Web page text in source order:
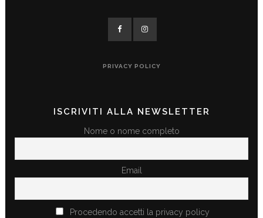
PRIVACY POLICY
ISCRIVITI ALLA NEWSLETTER
Nome o nome completo
Email
Procedendo accetti la privacy policy